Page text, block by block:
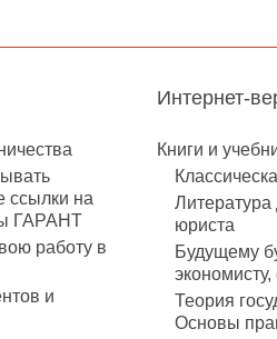
ссылки на
ГАРАНТ
работу в
и
Интернет-
Книги и
Литература
юриста
Будущему
Теория
Основы